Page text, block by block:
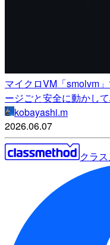
マイクロVM「smolvm
ージごと安全に動かし
kobayashi.m
2026.06.07
クラ